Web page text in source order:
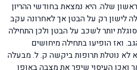
הראשון שלה. היא נמצאת בחודשי ההריון
לישון רק על הבטן אך לאחרונה עקב
יותר לשכב על הבטן ולכן התחילה
ואז הופיעו בתחילה מיחושים
לא נוטלת תרופות ביקשה ק. ל. מבעלה
ואכן העיסוי שיפר את מצבה באופן